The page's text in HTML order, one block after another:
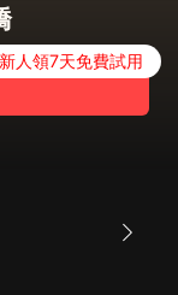
新人領7天免費試用